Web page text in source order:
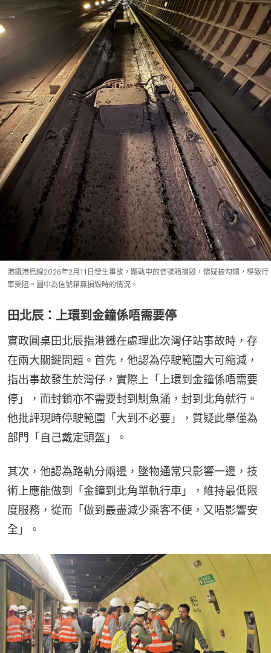
港鐵港島線2026年2月11日發生事故，路軌中的信號箱損毀，懷疑被勾爛，導致行
車受阻。圖中為信號箱無損毀時的情況。
田北辰：上環到金鐘係唔需要停
實政圓桌田北辰指港鐵在處理此次灣仔站事故時，存
在兩大關鍵問題。首先，他認為停駛範圍大可縮減，
指出事故發生於灣仔，實際上「上環到金鐘係唔需要
停」，而封鎖亦不需要封到鰂魚涌，封到北角就行。
他批評現時停駛範圍「大到不必要」，質疑此舉僅為
部門「自己戴定頭盔」。
其次，他認為路軌分兩邊，墜物通常只影響一邊，技
術上應能做到「金鐘到北角單軌行車」，維持最低限
度服務，從而「做到最盡減少乘客不便，又唔影響安
全」。